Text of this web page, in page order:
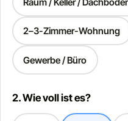
2–3-Zimmer-Wohnung
Gewerbe / Büro
2. Wie voll ist es?